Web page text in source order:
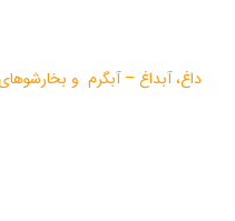
داغ،آبداغ –آبگرم و
در سالهای اخیر موفق به
اختراع بین المللی محصولات
محصولات جدید ژنراتوری بخار و